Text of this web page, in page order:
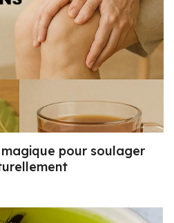
magique pour soulager